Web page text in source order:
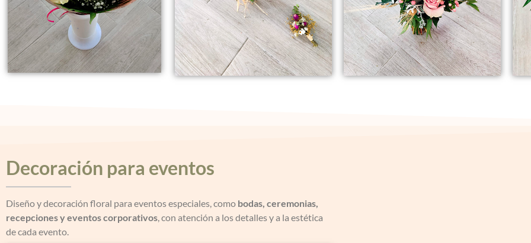
Decoración para eventos
Diseño y decoración floral para eventos especiales, como bodas, ceremonias,
recepciones y eventos corporativos , con atención a los detalles y a la estética
de cada evento.